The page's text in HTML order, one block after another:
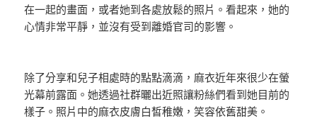
在一起的畫面，或者她到各處放鬆的照片。看起來，她的
心情非常平靜，並沒有受到離婚官司的影響。
除了分享和兒子相處時的點點滴滴，麻衣近年來很少在螢
光幕前露面。她透過社群曬出近照讓粉絲們看到她目前的
樣子。照片中的麻衣皮膚白皙稚嫩，笑容依舊甜美。